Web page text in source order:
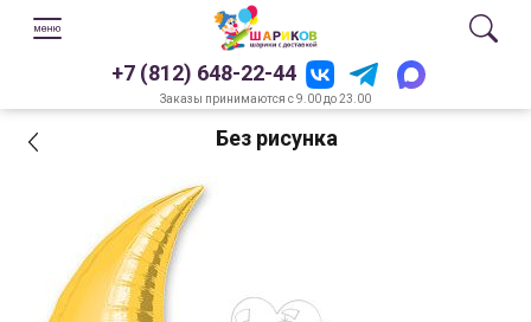
+7 (812) 648-22-44
Заказы принимаются с 9.00 до 23.00
Без рисунка